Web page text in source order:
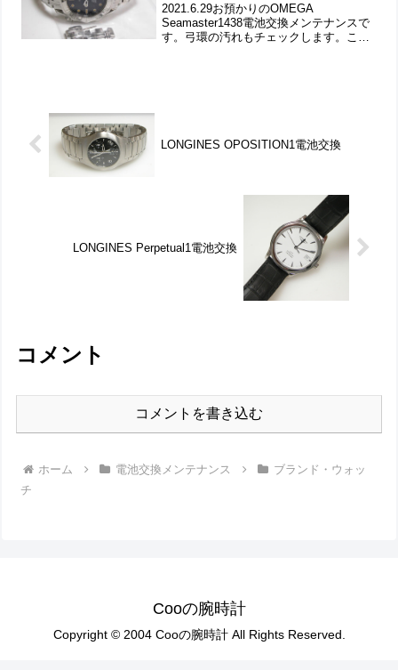
2021.6.29お預かりのOMEGA
Seamaster1438電池交換メンテナンスで
す。弓環の汚れもチェックします。この
LONGINES OPOSITION1電池交換
LONGINES Perpetual1電池交換
コメント
コメントを書き込む
ホーム 電池交換メンテナンス
ブランド・ウォッ
チ
Cooの腕時計
Copyright © 2004 Cooの腕時計 All Rights Reserved.